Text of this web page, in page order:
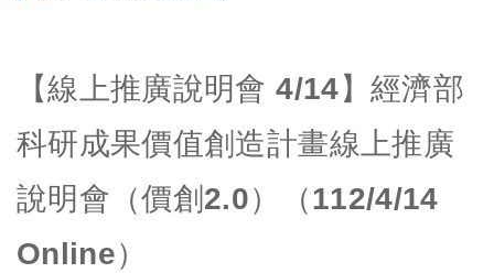
【線上推廣說明會 4/14】經濟部
科研成果價值創造計畫線上推廣
說明會（價創2.0）（112/4/14
Online）